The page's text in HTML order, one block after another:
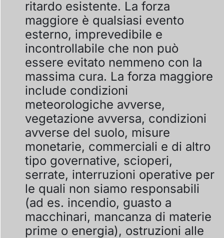
ritardo esistente. La forza
maggiore è qualsiasi evento
esterno, imprevedibile e
incontrollabile che non può
essere evitato nemmeno con la
massima cura. La forza maggiore
include condizioni
meteorologiche avverse,
vegetazione avversa, condizioni
avverse del suolo, misure
monetarie, commerciali e di altro
tipo governative, scioperi,
serrate, interruzioni operative per
le quali non siamo responsabili
(ad es. incendio, guasto a
macchinari, mancanza di materie
prime o energia), ostruzioni alle